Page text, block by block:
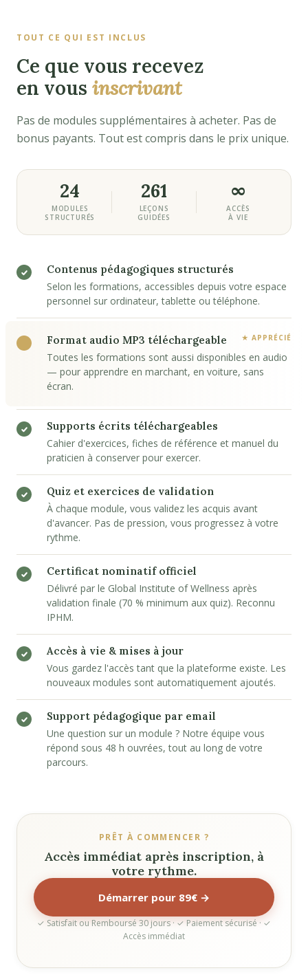
TOUT CE QUI EST INCLUS
Ce que vous recevez
en vous inscrivant
Pas de modules supplémentaires à acheter. Pas de
bonus payants. Tout est compris dans le prix unique.
24
MODULES
STRUCTURÉS
261
LEÇONS
GUIDÉES
∞
ACCÈS
À VIE
Contenus pédagogiques structurés
Selon les formations, accessibles depuis votre espace
personnel sur ordinateur, tablette ou téléphone.
Format audio MP3 téléchargeable
Toutes les formations sont aussi disponibles en audio
— pour apprendre en marchant, en voiture, sans
écran.
Supports écrits téléchargeables
Cahier d'exercices, fiches de référence et manuel du
praticien à conserver pour exercer.
Quiz et exercices de validation
À chaque module, vous validez les acquis avant
d'avancer. Pas de pression, vous progressez à votre
rythme.
Certificat nominatif officiel
Délivré par le Global Institute of Wellness après
validation finale (70 % minimum aux quiz). Reconnu
IPHM.
Accès à vie & mises à jour
Vous gardez l'accès tant que la plateforme existe. Les
nouveaux modules sont automatiquement ajoutés.
Support pédagogique par email
Une question sur un module ? Notre équipe vous
répond sous 48 h ouvrées, tout au long de votre
parcours.
PRÊT À COMMENCER ?
Accès immédiat après inscription, à
votre rythme.
Démarrer pour 89€ →
✓ Satisfait ou Remboursé 30 jours · ✓ Paiement sécurisé · ✓
Accès immédiat